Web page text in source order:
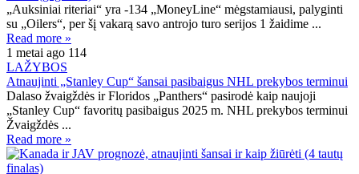
„Auksiniai riteriai“ yra -134 „MoneyLine“ mėgstamiausi, palyginti
su „Oilers“, per šį vakarą savo antrojo turo serijos 1 žaidime ...
Read more »
1 metai ago 114
LAŽYBOS
Atnaujinti „Stanley Cup“ šansai pasibaigus NHL prekybos terminui
Dalaso žvaigždės ir Floridos „Panthers“ pasirodė kaip naujoji
„Stanley Cup“ favoritų pasibaigus 2025 m. NHL prekybos terminui
Žvaigždės ...
Read more »